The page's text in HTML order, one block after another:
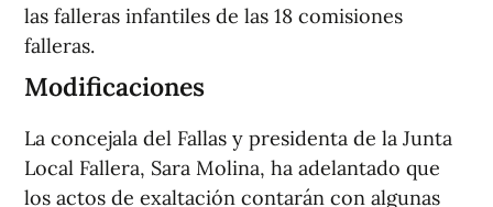
las falleras infantiles de las 18 comisiones
falleras.
Modificaciones
La concejala del Fallas y presidenta de la Junta
Local Fallera, Sara Molina, ha adelantado que
los actos de exaltación contarán con algunas